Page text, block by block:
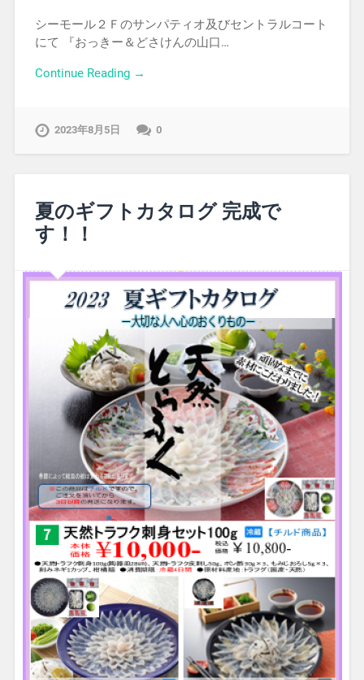
シーモール２Ｆのサンパティオ及びセントラルコート
にて 『おっきー＆どさけんの山口…
Continue Reading →
2023年8月5日 0
夏のギフトカタログ 完成で
す！！